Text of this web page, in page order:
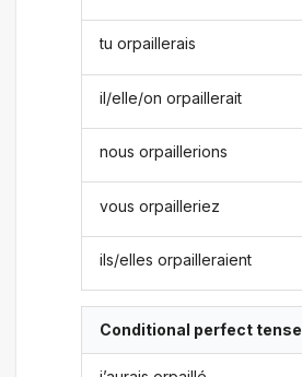
tu orpaillerais
il/elle/on orpaillerait
nous orpaillerions
vous orpailleriez
ils/elles orpailleraient
Conditional perfect tense